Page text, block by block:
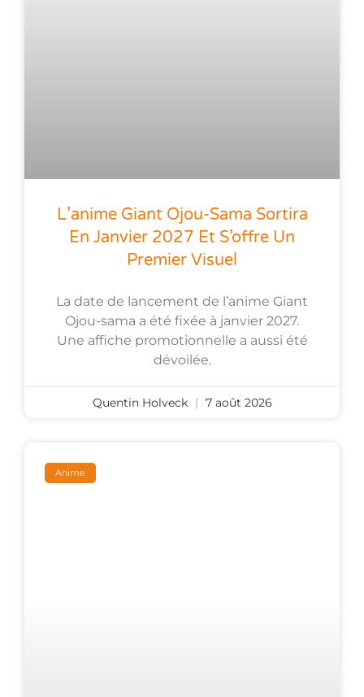
L’anime Giant Ojou-Sama Sortira
En Janvier 2027 Et S’offre Un
Premier Visuel
La date de lancement de l’anime Giant
Ojou-sama a été fixée à janvier 2027.
Une affiche promotionnelle a aussi été
dévoilée.
Quentin Holveck 7 août 2026
Anime